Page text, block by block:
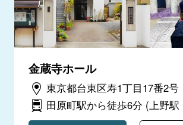
金蔵寺ホール
東京都台東区寿1丁目17番2号
田原町駅から徒歩6分 (上野駅